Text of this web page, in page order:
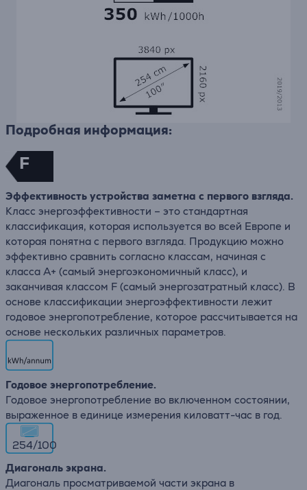
Подробная информация:
F
Эффективность устройства заметна с первого взгляда.
Класс энергоэффективности – это стандартная
классификация, которая используется во всей Европе и
которая понятна с первого взгляда. Продукцию можно
эффективно сравнить согласно классам, начиная с
класса A+ (самый энергоэкономичный класс), и
заканчивая классом F (самый энергозатратный класс). В
основе классификации энергоэффективности лежит
годовое энергопотребление, которое рассчитывается на
основе нескольких различных параметров.
Годовое энергопотребление.
Годовое энергопотребление во включенном состоянии,
выраженное в единице измерения киловатт-час в год.
254/100
Диагональ экрана.
Диагональ просматриваемой части экрана в